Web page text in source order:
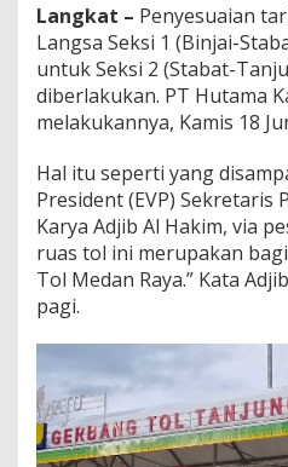
Langkat – Penyesuaian
Langsa Seksi 1 (Binjai-
untuk Seksi 2 (Stabat-
diberlakukan. PT Hutama
melakukannya, Kamis 18
Hal itu seperti yang
President (EVP) Sekretaris
Karya Adjib Al Hakim, via
ruas tol ini merupakan
Tol Medan Raya.” Kata
pagi.